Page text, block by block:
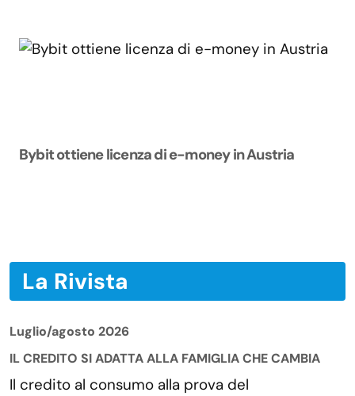
Bybit ottiene licenza di e-money in Austria
La Rivista
Luglio/agosto 2026
IL CREDITO SI ADATTA ALLA FAMIGLIA CHE CAMBIA
Il credito al consumo alla prova del